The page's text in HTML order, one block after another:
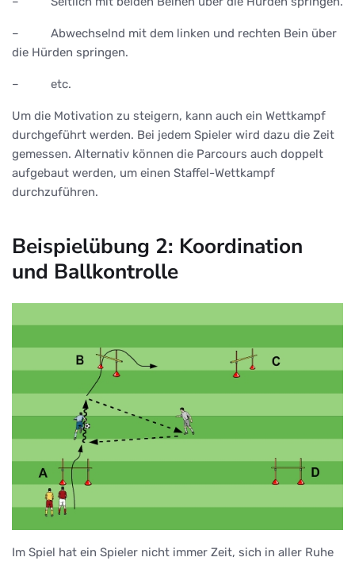
– Abwechselnd mit dem linken und rechten Bein über
die Hürden springen.
– etc.
Um die Motivation zu steigern, kann auch ein Wettkampf
durchgeführt werden. Bei jedem Spieler wird dazu die Zeit
gemessen. Alternativ können die Parcours auch doppelt
aufgebaut werden, um einen Staffel-Wettkampf
durchzuführen.
Beispielübung 2: Koordination
und Ballkontrolle
Im Spiel hat ein Spieler nicht immer Zeit, sich in aller Ruhe